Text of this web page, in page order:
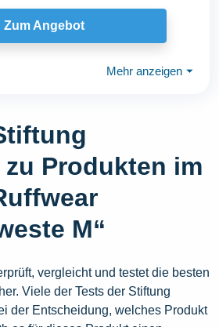
Zum Angebot
Mehr anzeigen ⏷
Produkten im
M“
vergleicht und testet die besten
Viele der Tests der Stiftung
der Entscheidung, welches Produkt